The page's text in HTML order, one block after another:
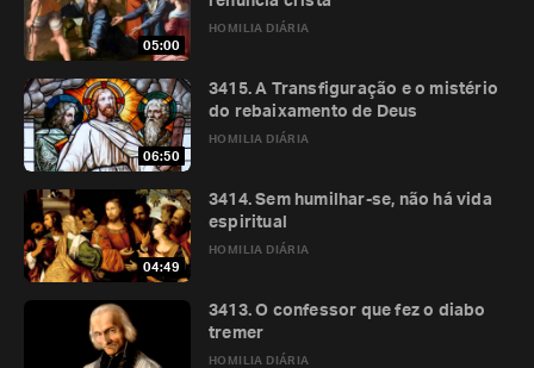
05:00
HOMILIA DIÁRIA
06:50
HOMILIA DIÁRIA
3415. A Transfiguração e o mistério
do rebaixamento de Deus
04:49
HOMILIA DIÁRIA
3414. Sem humilhar-se, não há vida
espiritual
HOMILIA DIÁRIA
3413. O confessor que fez o diabo
tremer